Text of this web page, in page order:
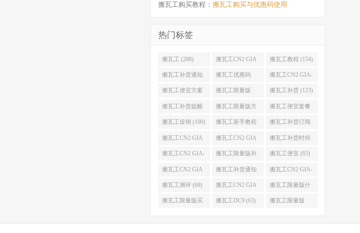
搬瓦工购买教程： 搬瓦工购买与优惠码使用
热门标签
搬瓦工 (288) 搬瓦工CN2 GIA
(176)
搬瓦工教程 (154)
搬瓦工补货通知
(132)
搬瓦工优惠码
(131)
搬瓦工CN2 GIA-
E (130)
搬瓦工便宜方案
(128)
搬瓦工限量版
(126)
搬瓦工补货 (123)
搬瓦工补货提醒
(106)
搬瓦工限量版方
案 (106)
搬瓦工便宜套餐
(103)
搬瓦工促销 (100) 搬瓦工新手教程
(98)
搬瓦工补货订阅
(98)
搬瓦工CN2 GIA
便宜方案 (92)
搬瓦工CN2 GIA
限量版 (90)
搬瓦工补货时间
(89)
搬瓦工CN2 GIA-
E限量版 (84)
搬瓦工限量版补
货 (84)
搬瓦工便宜 (83)
搬瓦工CN2 GIA
优惠 (82)
搬瓦工补货通知
QQ群 (76)
搬瓦工CN2 GIA-
E便宜套餐 (76)
搬瓦工测评 (69) 搬瓦工CN2 GIA
限量版补货 (67)
搬瓦工限量版什
么时候补货 (67)
搬瓦工限量版买 搬瓦工DC9 (63) 搬瓦工限量版